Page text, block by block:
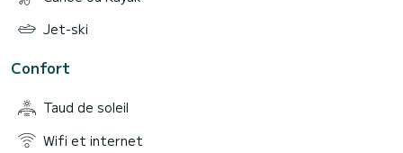
Jet-ski
Confort
Taud de soleil
Wifi et internet